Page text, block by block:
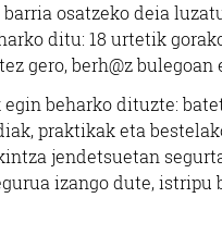
osatzeko deia
ditu: 18 urtetik
gero, berh@z bulegoan
beharko dituzte:
praktikak eta
jendetsuetan
izango dute,